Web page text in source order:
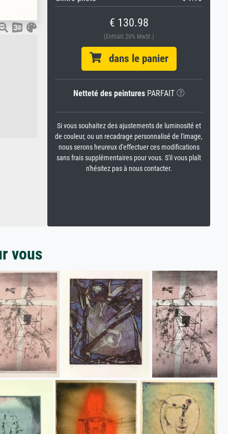
€ 130.98
(Enthält 20% MwSt.)
dans le panier
Netteté des peinturesPARFAIT
Si vous souhaitez des ajustements de luminosité et
de couleur, ou un recadrage personnalisé de l'image,
nous serons heureux d'effectuer ces modifications
sans frais supplémentaires pour vous. S'il vous plaît
n'hésitez pas à nous contacter.
vous